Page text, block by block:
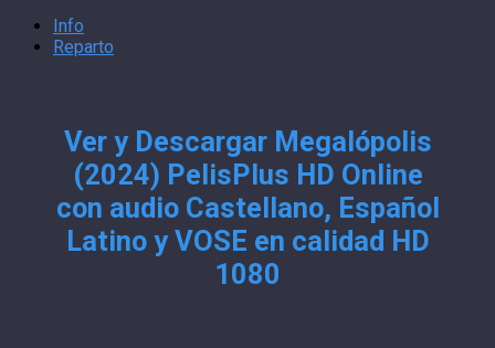
Info
Reparto
Ver y Descargar Megalópolis
(2024) PelisPlus HD Online
con audio Castellano, Español
Latino y VOSE en calidad HD
1080